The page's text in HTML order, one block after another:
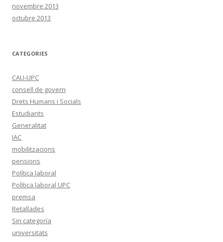
novembre 2013
octubre 2013
CATEGORIES
CAU-UPC
consell de govern
Drets Humans i Socials
Estudiants
Generalitat
IAC
mobilitzacions
pensions
Política laboral
Política laboral UPC
premsa
Retallades
Sin categoría
universitats